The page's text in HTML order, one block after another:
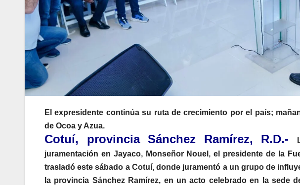
El expresidente continúa su ruta de crecimiento por el país;
de Ocoa y Azua.
Cotuí, provincia Sánchez Ramírez, R.D.-
juramentación en Jayaco, Monseñor Nouel, el presidente de la
trasladó este sábado a Cotuí, donde juramentó a un grupo de
la provincia Sánchez Ramírez, en un acto celebrado en la sede